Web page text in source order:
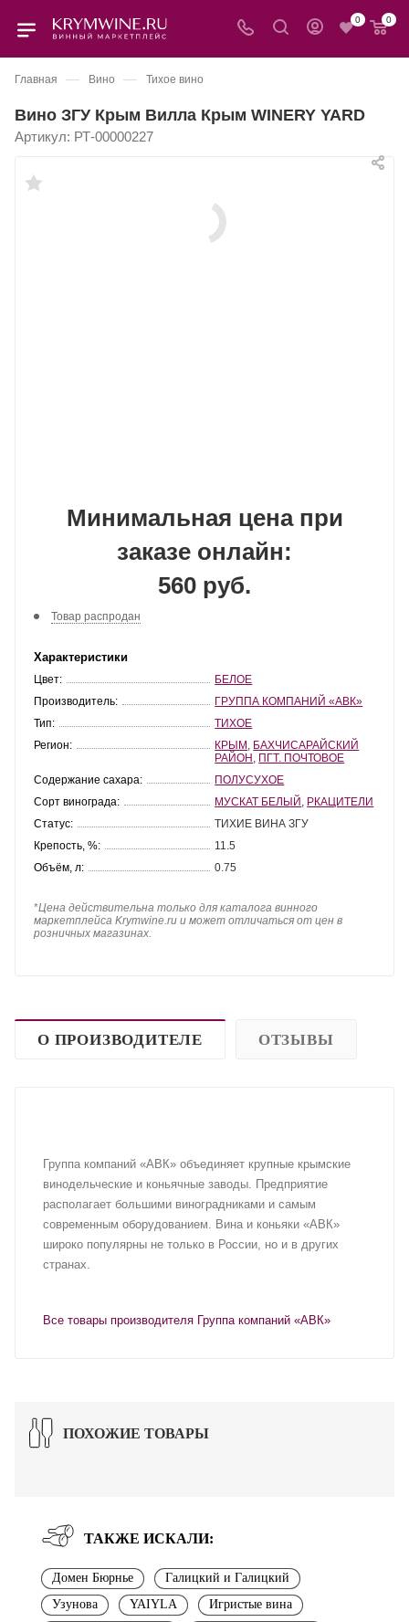
0 0
Главная — Вино — Тихое вино
Вино ЗГУ Крым Вилла Крым WINERY YARD
Артикул: РТ-00000227
Минимальная цена при
заказе онлайн:
560 руб.
Товар распродан
Характеристики
Цвет:
БЕЛОЕ
Производитель:
ГРУППА КОМПАНИЙ «АВК»
Тип:
ТИХОЕ
Регион:
КРЫМ БАХЧИСАРАЙСКИЙ
РАЙОН ПГТ. ПОЧТОВОЕ
Содержание сахара:
ПОЛУСУХОЕ
Сорт винограда:
МУСКАТ БЕЛЫЙ РКАЦИТЕЛИ
Статус:
ТИХИЕ ВИНА ЗГУ
Крепость, %:
11.5
Объём, л:
0.75
*Цена действительна только для каталога винного
маркетплейса Krymwine.ru и может отличаться от цен в
розничных магазинах.
О ПРОИЗВОДИТЕЛЕ ОТЗЫВЫ
Группа компаний «АВК» объединяет крупные крымские
винодельческие и коньячные заводы. Предприятие
располагает большими виноградниками и самым
современным оборудованием. Вина и коньяки «АВК»
широко популярны не только в России, но и в других
странах.
Все товары производителя Группа компаний «АВК»
ПОХОЖИЕ ТОВАРЫ
ТАКЖЕ ИСКАЛИ:
Домен Бюрнье
Галицкий и Галицкий
Узунова
YAIYLA
Игристые вина